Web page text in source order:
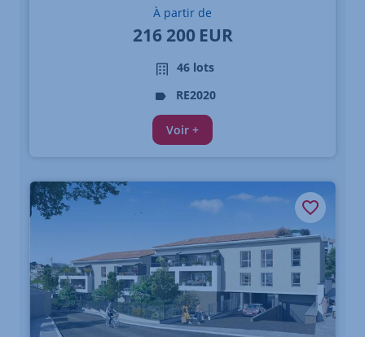
À partir de
216 200 EUR
46 lots
RE2020
Voir +